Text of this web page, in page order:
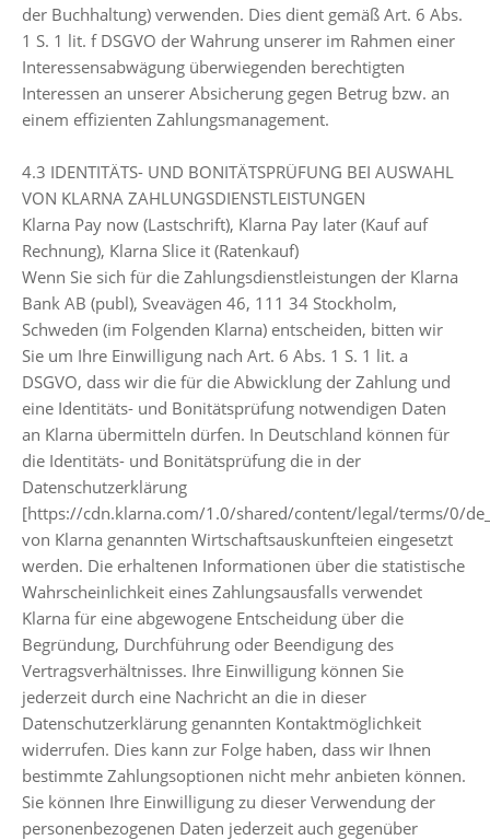
der Buchhaltung) verwenden. Dies dient gemäß Art. 6 Abs.
1 S. 1 lit. f DSGVO der Wahrung unserer im Rahmen einer
Interessensabwägung überwiegenden berechtigten
Interessen an unserer Absicherung gegen Betrug bzw. an
einem effizienten Zahlungsmanagement.
4.3 IDENTITÄTS- UND BONITÄTSPRÜFUNG BEI AUSWAHL
VON KLARNA ZAHLUNGSDIENSTLEISTUNGEN
Klarna Pay now (Lastschrift), Klarna Pay later (Kauf auf
Rechnung), Klarna Slice it (Ratenkauf)
Wenn Sie sich für die Zahlungsdienstleistungen der Klarna
Bank AB (publ), Sveavägen 46, 111 34 Stockholm,
Schweden (im Folgenden Klarna) entscheiden, bitten wir
Sie um Ihre Einwilligung nach Art. 6 Abs. 1 S. 1 lit. a
DSGVO, dass wir die für die Abwicklung der Zahlung und
eine Identitäts- und Bonitätsprüfung notwendigen Daten
an Klarna übermitteln dürfen. In Deutschland können für
die Identitäts- und Bonitätsprüfung die in der
Datenschutzerklärung
[https://cdn.klarna.com/1.0/shared/content/legal/terms/0/
von Klarna genannten Wirtschaftsauskunfteien eingesetzt
werden. Die erhaltenen Informationen über die statistische
Wahrscheinlichkeit eines Zahlungsausfalls verwendet
Klarna für eine abgewogene Entscheidung über die
Begründung, Durchführung oder Beendigung des
Vertragsverhältnisses. Ihre Einwilligung können Sie
jederzeit durch eine Nachricht an die in dieser
Datenschutzerklärung genannten Kontaktmöglichkeit
widerrufen. Dies kann zur Folge haben, dass wir Ihnen
bestimmte Zahlungsoptionen nicht mehr anbieten können.
Sie können Ihre Einwilligung zu dieser Verwendung der
personenbezogenen Daten jederzeit auch gegenüber